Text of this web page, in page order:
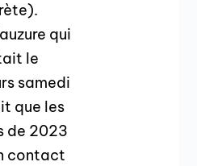
qui
le
samedi
que les
de 2023
contact